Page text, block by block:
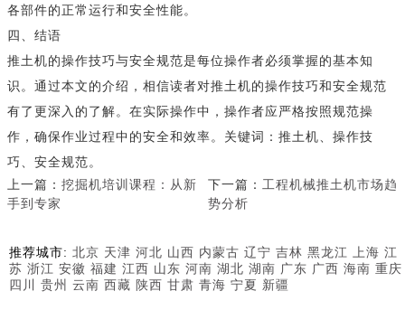
各部件的正常运行和安全性能。
四、结语
推土机的操作技巧与安全规范是每位操作者必须掌握的基本知
识。通过本文的介绍，相信读者对推土机的操作技巧和安全规范
有了更深入的了解。在实际操作中，操作者应严格按照规范操
作，确保作业过程中的安全和效率。关键词：推土机、操作技
巧、安全规范。
上一篇： 挖掘机培训课程：从新
手到专家
下一篇： 工程机械推土机市场趋
势分析
推荐城市: 北京 天津 河北 山西 内蒙古 辽宁 吉林 黑龙江 上海 江
苏 浙江 安徽 福建 江西 山东 河南 湖北 湖南 广东 广西 海南 重庆
四川
贵州 云南 西藏 陕西 甘肃 青海 宁夏 新疆